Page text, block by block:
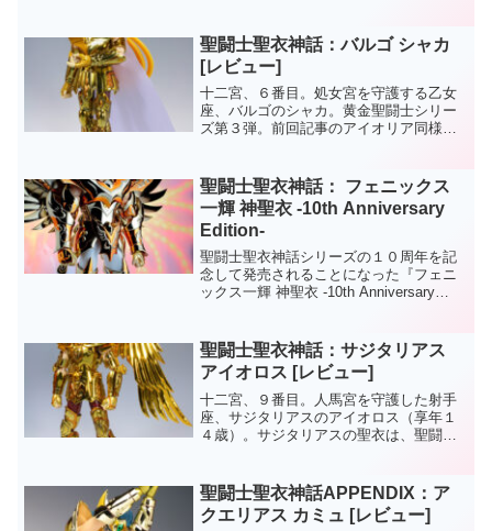
プできる仕様になってます。このアイオ
リアは「アテナエク...
聖闘士聖衣神話：バルゴ シャカ
[レビュー]
十二宮、６番目。処女宮を守護する乙女
座、バルゴのシャカ。黄金聖闘士シリー
ズ第３弾。前回記事のアイオリア同様、
シャカらしくない（似ていない）など、
劇中１、２を争うほどの人...
聖闘士聖衣神話： フェニックス
一輝 神聖衣 ‐10th Anniversary
Edition‐
聖闘士聖衣神話シリーズの１０周年を記
念して発売されることになった『フェニ
ックス一輝 神聖衣 ‐10th Anniversary
より、リペイントによる通常...
聖闘士聖衣神話：サジタリアス
アイオロス [レビュー]
十二宮、９番目。人馬宮を守護した射手
座、サジタリアスのアイオロス（享年１
４歳）。サジタリアスの聖衣は、聖闘士
きに装着していた聖衣です。そんなこと
から、射手座生まれの私に...
聖闘士聖衣神話APPENDIX：ア
クエリアス カミュ [レビュー]